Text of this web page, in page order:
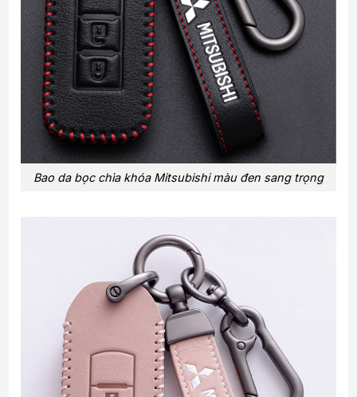
Bao da bọc chìa khóa Mitsubishi màu đen sang trọng